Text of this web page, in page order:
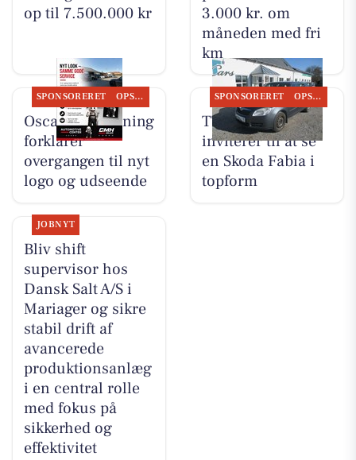
op til 7.500.000 kr
3.000 kr. om
måneden med fri
km
SPONSORERET OPSLAGSTAVLEN
Oscar Biludlejning
forklarer
overgangen til nyt
logo og udseende
SPONSORERET OPSLAGSTAVLEN
TT CARS ApS
inviterer til at se
en Skoda Fabia i
topform
JOBNYT
Bliv shift
supervisor hos
Dansk Salt A/S i
Mariager og sikre
stabil drift af
avancerede
produktionsanlæg
i en central rolle
med fokus på
sikkerhed og
effektivitet